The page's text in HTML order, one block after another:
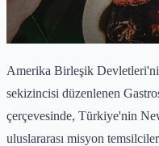
Amerika Birleşik
sekizincisi düzenlenen
çerçevesinde, Türkiye'nin
uluslararası misyon